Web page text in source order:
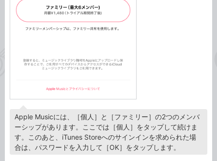
Apple Musicには、［個人］と［ファミリー］の2つのメンバ
ーシップがあります。ここでは［個人］をタップして続けま
す。このあと、iTunes Storeへのサインインを求められた場
合は、パスワードを入力して［OK］をタップします。